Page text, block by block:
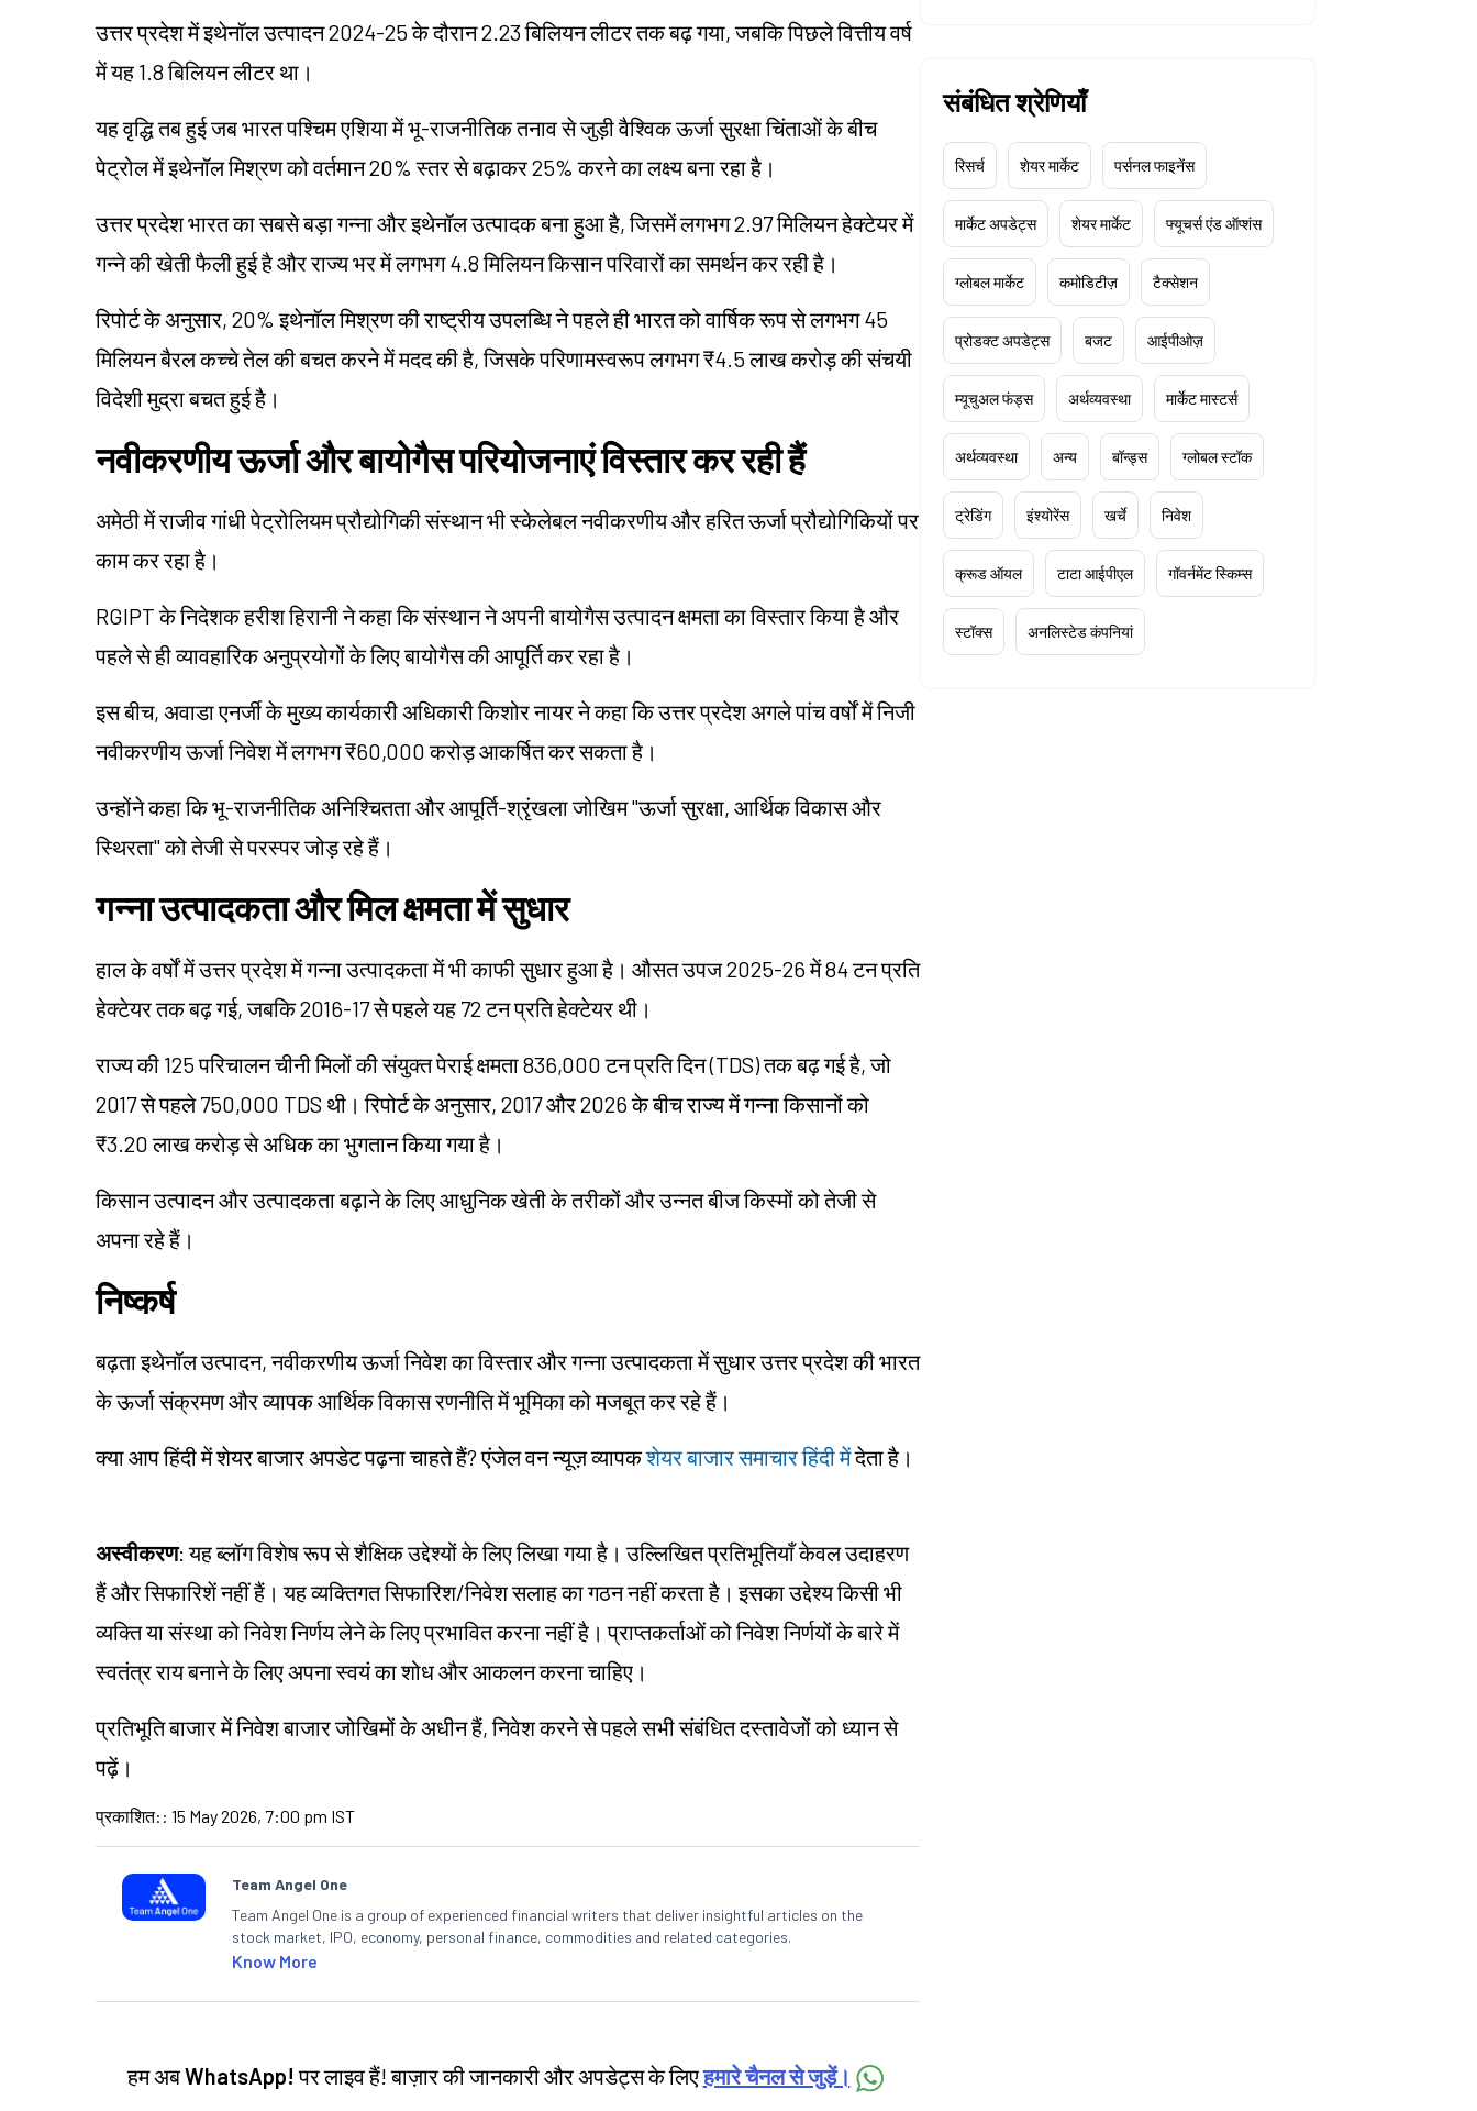
उत्तर प्रदेश में इथेनॉल उत्पादन 2024-25 के दौरान 2.23 बिलियन लीटर तक बढ़ गया, जबकि पिछले वित्तीय वर्ष
में यह 1.8 बिलियन लीटर था।
यह वृद्धि तब हुई जब भारत पश्चिम एशिया में भू-राजनीतिक तनाव से जुड़ी वैश्विक ऊर्जा सुरक्षा चिंताओं के बीच
पेट्रोल में इथेनॉल मिश्रण को वर्तमान 20% स्तर से बढ़ाकर 25% करने का लक्ष्य बना रहा है।
उत्तर प्रदेश भारत का सबसे बड़ा गन्ना और इथेनॉल उत्पादक बना हुआ है, जिसमें लगभग 2.97 मिलियन हेक्टेयर में
गन्ने की खेती फैली हुई है और राज्य भर में लगभग 4.8 मिलियन किसान परिवारों का समर्थन कर रही है।
रिपोर्ट के अनुसार, 20% इथेनॉल मिश्रण की राष्ट्रीय उपलब्धि ने पहले ही भारत को वार्षिक रूप से लगभग 45
मिलियन बैरल कच्चे तेल की बचत करने में मदद की है, जिसके परिणामस्वरूप लगभग ₹4.5 लाख करोड़ की संचयी
विदेशी मुद्रा बचत हुई है।
नवीकरणीय ऊर्जा और बायोगैस परियोजनाएं विस्तार कर रही हैं
अमेठी में राजीव गांधी पेट्रोलियम प्रौद्योगिकी संस्थान भी स्केलेबल नवीकरणीय और हरित ऊर्जा प्रौद्योगिकियों पर
काम कर रहा है।
RGIPT के निदेशक हरीश हिरानी ने कहा कि संस्थान ने अपनी बायोगैस उत्पादन क्षमता का विस्तार किया है और
पहले से ही व्यावहारिक अनुप्रयोगों के लिए बायोगैस की आपूर्ति कर रहा है।
इस बीच, अवाडा एनर्जी के मुख्य कार्यकारी अधिकारी किशोर नायर ने कहा कि उत्तर प्रदेश अगले पांच वर्षों में निजी
नवीकरणीय ऊर्जा निवेश में लगभग ₹60,000 करोड़ आकर्षित कर सकता है।
उन्होंने कहा कि भू-राजनीतिक अनिश्चितता और आपूर्ति-श्रृंखला जोखिम "ऊर्जा सुरक्षा, आर्थिक विकास और
स्थिरता" को तेजी से परस्पर जोड़ रहे हैं।
गन्ना उत्पादकता और मिल क्षमता में सुधार
हाल के वर्षों में उत्तर प्रदेश में गन्ना उत्पादकता में भी काफी सुधार हुआ है। औसत उपज 2025-26 में 84 टन प्रति
हेक्टेयर तक बढ़ गई, जबकि 2016-17 से पहले यह 72 टन प्रति हेक्टेयर थी।
राज्य की 125 परिचालन चीनी मिलों की संयुक्त पेराई क्षमता 836,000 टन प्रति दिन (TDS) तक बढ़ गई है, जो
2017 से पहले 750,000 TDS थी। रिपोर्ट के अनुसार, 2017 और 2026 के बीच राज्य में गन्ना किसानों को
₹3.20 लाख करोड़ से अधिक का भुगतान किया गया है।
किसान उत्पादन और उत्पादकता बढ़ाने के लिए आधुनिक खेती के तरीकों और उन्नत बीज किस्मों को तेजी से
अपना रहे हैं।
निष्कर्ष
बढ़ता इथेनॉल उत्पादन, नवीकरणीय ऊर्जा निवेश का विस्तार और गन्ना उत्पादकता में सुधार उत्तर प्रदेश की भारत
के ऊर्जा संक्रमण और व्यापक आर्थिक विकास रणनीति में भूमिका को मजबूत कर रहे हैं।
क्या आप हिंदी में शेयर बाजार अपडेट पढ़ना चाहते हैं? एंजेल वन न्यूज़ व्यापकशेयर बाजार समाचार हिंदी मेंदेता है।
अस्वीकरण: यह ब्लॉग विशेष रूप से शैक्षिक उद्देश्यों के लिए लिखा गया है। उल्लिखित प्रतिभूतियाँ केवल उदाहरण
हैं और सिफारिशें नहीं हैं। यह व्यक्तिगत सिफारिश/निवेश सलाह का गठन नहीं करता है। इसका उद्देश्य किसी भी
व्यक्ति या संस्था को निवेश निर्णय लेने के लिए प्रभावित करना नहीं है। प्राप्तकर्ताओं को निवेश निर्णयों के बारे में
स्वतंत्र राय बनाने के लिए अपना स्वयं का शोध और आकलन करना चाहिए।
प्रतिभूति बाजार में निवेश बाजार जोखिमों के अधीन हैं, निवेश करने से पहले सभी संबंधित दस्तावेजों को ध्यान से
पढ़ें।
प्रकाशित: : 15 May 2026, 7:00 pm IST
Team Angel One
Team Angel One is a group of experienced financial writers that deliver insightful articles on the
stock market, IPO, economy, personal finance, commodities and related categories.
Know More
हम अबWhatsApp! पर लाइव हैं! बाज़ार की जानकारी और अपडेट्स के लिएहमारे चैनल से जुड़ें।
संबंधित श्रेणियाँ
रिसर्च शेयर मार्केट पर्सनल फाइनेंस
मार्केट अपडेट्स शेयर मार्केट फ्यूचर्स एंड ऑप्शंस
ग्लोबल मार्केट कमोडिटीज़ टैक्सेशन
प्रोडक्ट अपडेट्स बजट आईपीओज़
म्यूचुअल फंड्स अर्थव्यवस्था मार्केट मास्टर्स
अर्थव्यवस्था अन्य बॉन्ड्स ग्लोबल स्टॉक
ट्रेडिंग इंश्योरेंस खर्चे निवेश
क्रूड ऑयल टाटा आईपीएल गॉवर्नमेंट स्किम्स
स्टॉक्स अनलिस्टेड कंपनियां